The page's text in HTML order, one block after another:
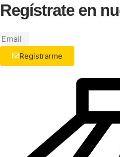
Regístrate en
Registrarme